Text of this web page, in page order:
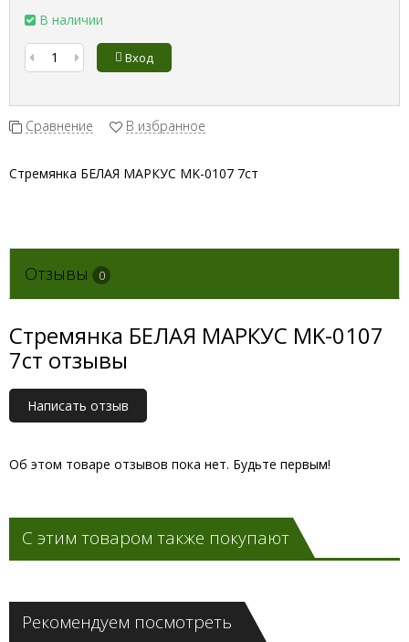
В наличии
Вход
Сравнение В избранное
Стремянка БЕЛАЯ МАРКУС MK-0107 7ст
Отзывы 0
Стремянка БЕЛАЯ МАРКУС MK-0107
7ст отзывы
Написать отзыв
Об этом товаре отзывов пока нет. Будьте первым!
С этим товаром также покупают
Рекомендуем посмотреть